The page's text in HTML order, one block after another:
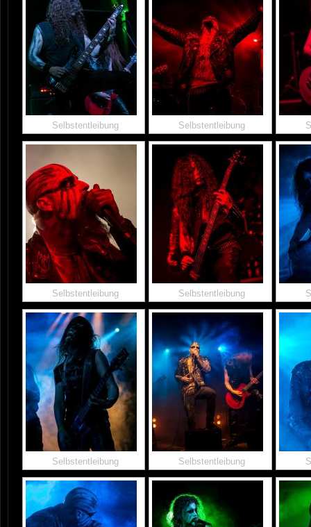
Selbstentleibung Selbstentleibung
Selbstentleibung Selbstentleibung
Selbstentleibung Selbstentleibung